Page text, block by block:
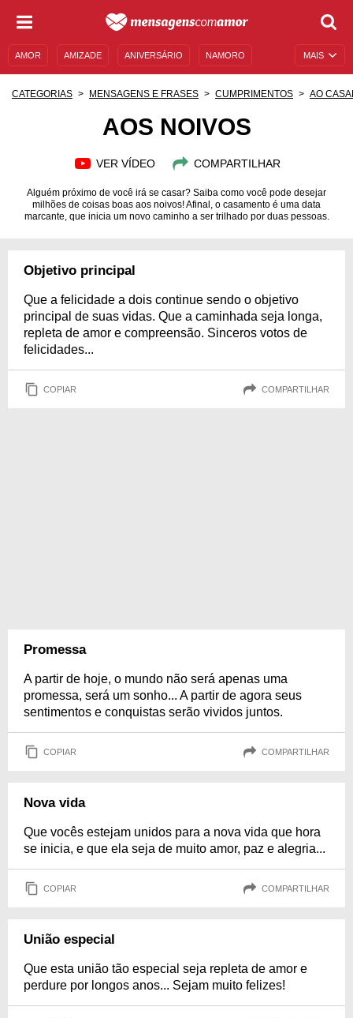
MAIS
AMOR AMIZADE ANIVERSÁRIO NAMORO
CATEGORIAS MENSAGENS E FRASES CUMPRIMENTOS AO
AOS NOIVOS
VER VÍDEO COMPARTILHAR
Alguém próximo de você irá se casar? Saiba como você pode desejar
milhões de coisas boas aos noivos! Afinal, o casamento é uma data
marcante, que inicia um novo caminho a ser trilhado por duas pessoas.
Objetivo principal
Que a felicidade a dois continue sendo o objetivo
principal de suas vidas. Que a caminhada seja longa,
repleta de amor e compreensão. Sinceros votos de
felicidades...
COPIAR COMPARTILHAR
Promessa
A partir de hoje, o mundo não será apenas uma
promessa, será um sonho... A partir de agora seus
sentimentos e conquistas serão vividos juntos.
COPIAR COMPARTILHAR
Nova vida
Que vocês estejam unidos para a nova vida que hora
se inicia, e que ela seja de muito amor, paz e alegria...
COPIAR COMPARTILHAR
União especial
Que esta união tão especial seja repleta de amor e
perdure por longos anos... Sejam muito felizes!